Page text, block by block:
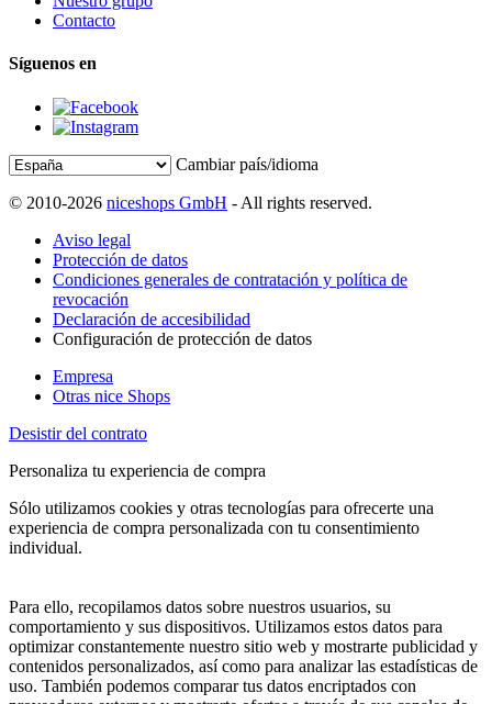
Contacto
Síguenos en
Cambiar país/idioma
© 2010-2026 niceshops GmbH - All rights reserved.
Aviso legal
Protección de datos
Condiciones generales de contratación y política de
revocación
Declaración de accesibilidad
Configuración de protección de datos
Empresa
Otras nice Shops
Desistir del contrato
Personaliza tu experiencia de compra
Sólo utilizamos cookies y otras tecnologías para ofrecerte una
experiencia de compra personalizada con tu consentimiento
individual.
Para ello, recopilamos datos sobre nuestros usuarios, su
comportamiento y sus dispositivos. Utilizamos estos datos para
optimizar constantemente nuestro sitio web y mostrarte publicidad y
contenidos personalizados, así como para analizar las estadísticas de
uso. También podemos comparar tus datos encriptados con